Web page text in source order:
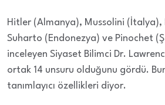
Hitler (Almanya), Mussolini (İtalya),
Suharto (Endonezya) ve Pinochet
inceleyen Siyaset Bilimci Dr.
ortak 14 unsuru olduğunu gördü.
tanımlayıcı özellikleri diyor.